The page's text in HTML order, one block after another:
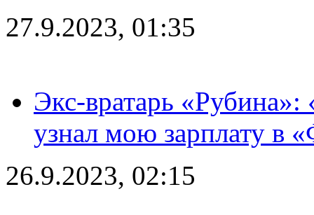
27.9.2023, 01:35
Экс-вратарь «Рубина»:
узнал мою зарплату в
26.9.2023, 02:15